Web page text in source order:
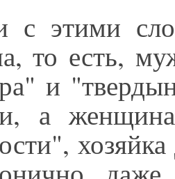
этими
то есть,
и
а